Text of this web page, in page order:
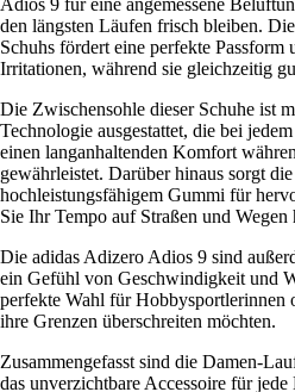
den längsten Läufen frisch bleiben.
Schuhs fördert eine perfekte
Irritationen, während sie gleichzeitig
Die Zwischensohle dieser Schuhe ist
Technologie ausgestattet, die bei
einen langanhaltenden Komfort
gewährleistet. Darüber hinaus sorgt
hochleistungsfähigem Gummi für
Sie Ihr Tempo auf Straßen und Wegen
Die adidas Adizero Adios 9 sind
ein Gefühl von Geschwindigkeit und
perfekte Wahl für Hobbysportlerinnen
ihre Grenzen überschreiten möchten.
Zusammengefasst sind die Damen-
das unverzichtbare Accessoire für